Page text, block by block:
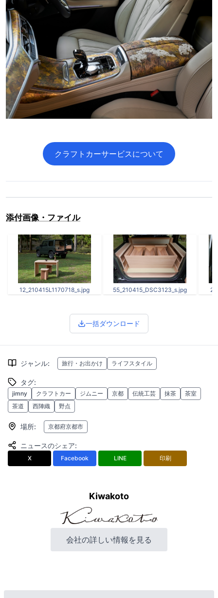
クラフトカーサービスについて
添付画像・ファイル
12_210415L1170718_s.jpg 55_210415_DSC3123_s.jpg
一括ダウンロード
ジャンル: 旅行・お出かけ ライフスタイル
タグ:
jimny クラフトカー ジムニー 京都 伝統工芸 抹茶
茶室
茶道
西陣織 野点
場所: 京都府京都市
ニュースのシェア:
X Facebook LINE 印刷
Kiwakoto
会社の詳しい情報を見る